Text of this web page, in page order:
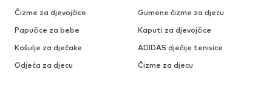
Čizme za djevojčice
Gumene čizme za djecu
Papučice za bebe
Kaputi za djevojčice
Košulje za dječake
ADIDAS dječije tenisice
Odjeća za djecu
Čizme za djecu